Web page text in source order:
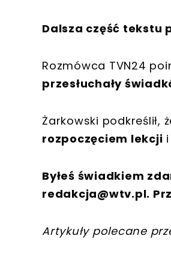
Dalsza część tekstu
Rozmówca TVN24
przesłuchały
Żarkowski podkreślił,
rozpoczęciem lekcji
Byłeś świadkiem
redakcja@wtv.pl.
Artykuły polecane